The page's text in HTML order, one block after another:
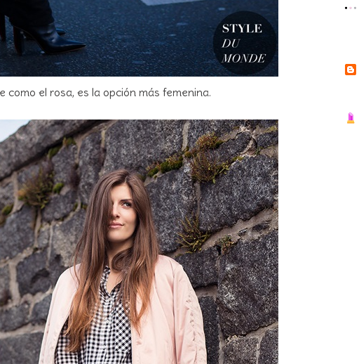
como el rosa, es la opción más femenina.